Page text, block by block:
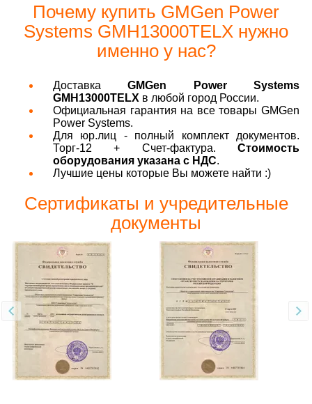
Почему купить GMGen Power
Systems GMH13000TELX нужно
именно у нас?
ДоставкаGMGen Power Systems
GMH13000TELX в любой город России.
Официальная гарантия на все товары GMGen
Power Systems.
Для юр.лиц - полный комплект документов.
Торг-12 + Счет-фактура. Стоимость
оборудования указана с НДС.
Лучшие цены которые Вы можете найти :)
Сертификаты и учредительные
документы